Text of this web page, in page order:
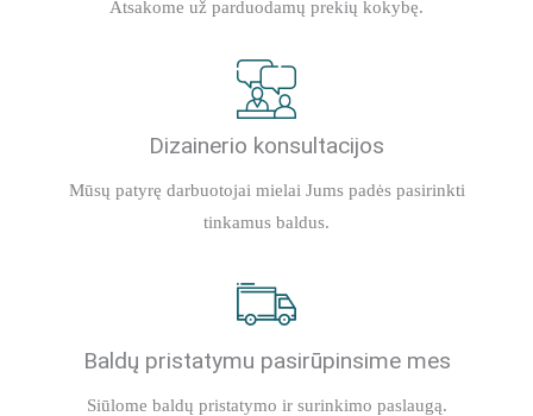
Atsakome už parduodamų prekių kokybę.
Dizainerio konsultacijos
Mūsų patyrę darbuotojai mielai Jums padės pasirinkti
tinkamus baldus.
Baldų pristatymu pasirūpinsime mes
Siūlome baldų pristatymo ir surinkimo paslaugą.